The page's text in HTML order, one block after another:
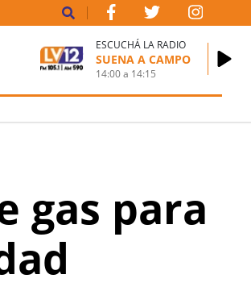
ESCUCHÁ LA RADIO
SUENA A CAMPO
14:00a 14:15
gas para